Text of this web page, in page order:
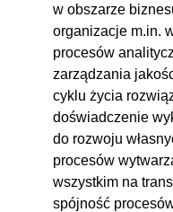
w obszarze
organizacje m.in.
procesów
zarządzania
cyklu życia
doświadczenie
do rozwoju
procesów
wszystkim na
spójność